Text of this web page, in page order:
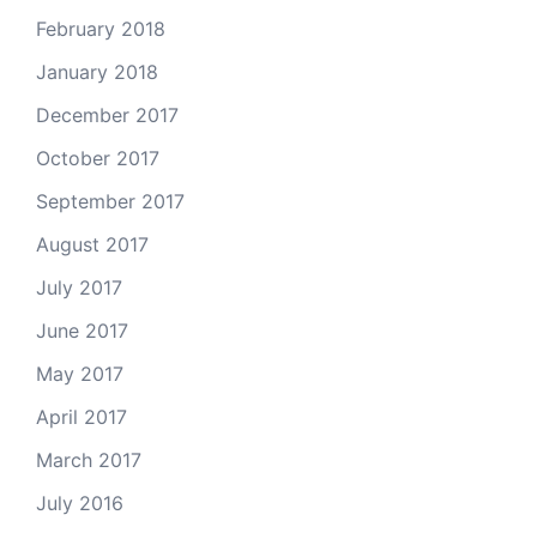
February 2018
January 2018
December 2017
October 2017
September 2017
August 2017
July 2017
June 2017
May 2017
April 2017
March 2017
July 2016